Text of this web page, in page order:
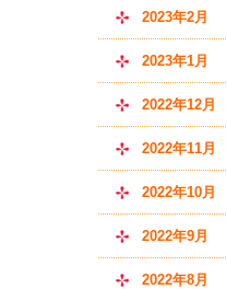
2023年2月
2023年1月
2022年12月
2022年11月
2022年10月
2022年9月
2022年8月